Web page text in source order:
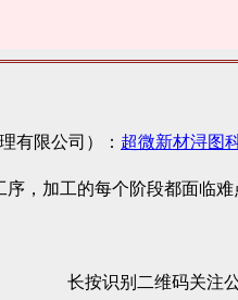
有限公司）： 超微新材浔图
，加工的每个阶段都面临
长按识别二维码关注